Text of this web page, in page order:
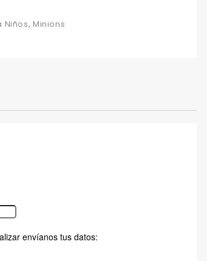
Niños, Minions